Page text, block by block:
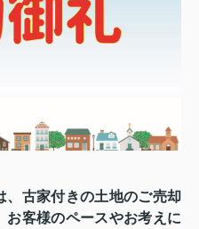
、古家付きの土地のご売却
お客様のペースやお考えに